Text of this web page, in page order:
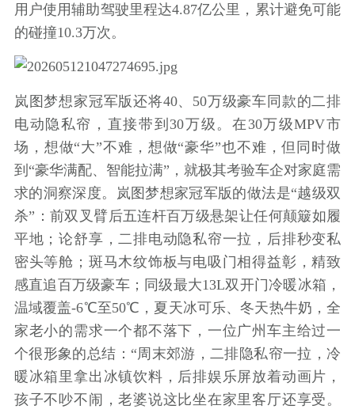
用户使用辅助驾驶里程达4.87亿公里，累计避免可能
的碰撞10.3万次。
岚图梦想家冠军版还将40、50万级豪车同款的二排
电动隐私帘，直接带到30万级。在30万级MPV市
场，想做“大”不难，想做“豪华”也不难，但同时做
到“豪华满配、智能拉满”，就极其考验车企对家庭需
求的洞察深度。岚图梦想家冠军版的做法是“越级双
杀”：前双叉臂后五连杆百万级悬架让任何颠簸如履
平地；论舒享，二排电动隐私帘一拉，后排秒变私
密头等舱；斑马木纹饰板与电吸门相得益彰，精致
感直追百万级豪车；同级最大13L双开门冷暖冰箱，
温域覆盖-6℃至50℃，夏天冰可乐、冬天热牛奶，全
家老小的需求一个都不落下，一位广州车主给过一
个很形象的总结：“周末郊游，二排隐私帘一拉，冷
暖冰箱里拿出冰镇饮料，后排娱乐屏放着动画片，
孩子不吵不闹，老婆说这比坐在家里客厅还享受。